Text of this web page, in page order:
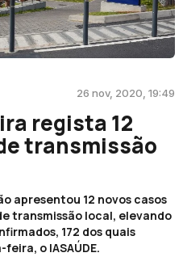
26 nov, 2020, 19:49
regista 12
transmissão
apresentou 12 novos casos
transmissão local, elevando
172 dos quais
o IASAÚDE.